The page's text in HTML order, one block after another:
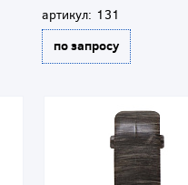
артикул: 131
по запросу